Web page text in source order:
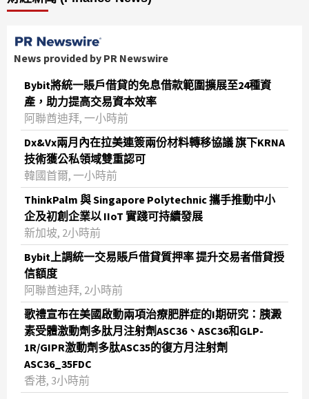
News provided by PR Newswire
Bybit將統一賬戶借貸的免息借款範圍擴展至24種資
產，助力提高交易資本效率
阿聯酋迪拜, 一小時前
Dx&Vx兩月內在拉美連簽兩份材料轉移協議 旗下KRNA
技術獲公私領域雙重認可
韓國首爾, 一小時前
ThinkPalm 與 Singapore Polytechnic 攜手推動中小
企及初創企業以 IIoT 實踐可持續發展
新加坡, 2小時前
Bybit上調統一交易賬戶借貸質押率 提升交易者借貸授
信額度
阿聯酋迪拜, 2小時前
歌禮宣布在美國啟動兩項治療肥胖症的I期研究：胰澱
素受體激動劑多肽月注射劑ASC36、ASC36和GLP-
1R/GIPR激動劑多肽ASC35的復方月注射劑
ASC36_35FDC
香港, 3小時前